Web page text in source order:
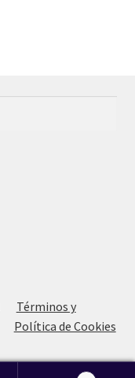
Términos y
Política de Cookies